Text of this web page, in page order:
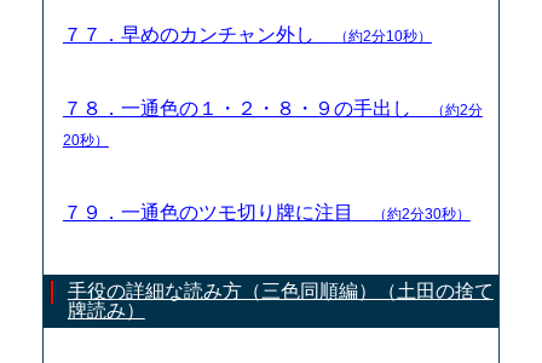
７７．早めのカンチャン外し （約2分10秒）
７８．一通色の１・２・８・９の手出し
（約2分
20秒）
７９．一通色のツモ切り牌に注目 （約2分30秒）
手役の詳細な読み方（三色同順編）（土田の捨て
牌読み）